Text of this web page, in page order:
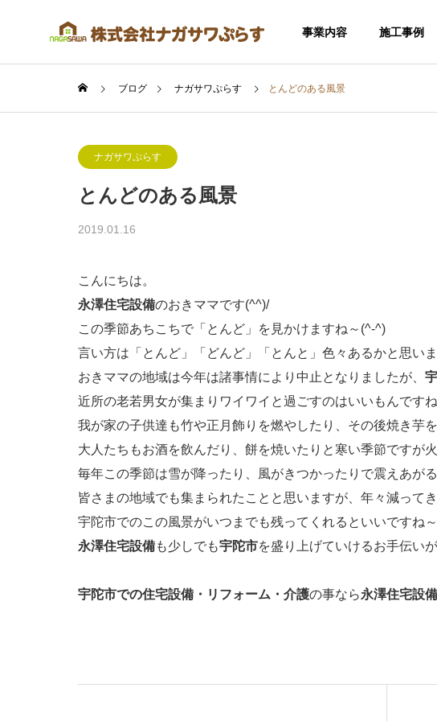
事業内容 施工事例
事業内容
住宅事業
ブログ ナガサワぷらす とんどのある風景
ナガサワぷらす
とんどのある風景
2019.01.16
こんにちは。
永澤住宅設備のおきママです(^^)/
この季節あちこちで「とんど」を見かけますね～(^-^)
言い方は「とんど」「どんど」「とんと」色々あるかと思いま
おきママの地域は今年は諸事情により中止となりましたが、
近所の老若男女が集まりワイワイと過ごすのはいいもんですね
我が家の子供達も竹や正月飾りを燃やしたり、その後焼き芋
大人たちもお酒を飲んだり、餅を焼いたりと寒い季節ですが
毎年この季節は雪が降ったり、風がきつかったりで震えあが
皆さまの地域でも集まられたことと思いますが、年々減って
宇陀市でのこの風景がいつまでも残ってくれるといいですね～
永澤住宅設備も少しでも宇陀市を盛り上げていけるお手伝い
宇陀市での住宅設備・リフォーム・介護の事なら永澤住宅設備